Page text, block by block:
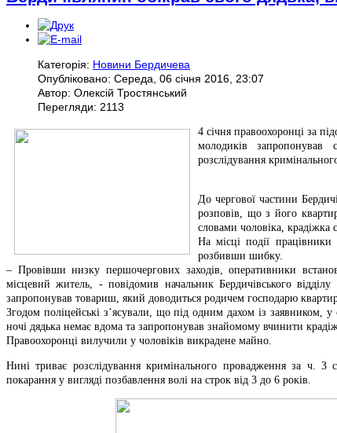
Категорія: Новини Бердичева
Опубліковано: Середа, 06 січня 2016, 23:07
Автор: Олексій Тростянський
Перегляди: 2113
4 січня правоохоронці за
молодиків запропонував
розслідування
До чергової частини
розповів, що з його
словами чоловіка, крадіжка
На місці події
розбивши шибку.
– Провівши низку першочергових заходів, оперативники
місцевий житель, - повідомив начальник Бердичівського
запропонував товариш, який доводиться родичем господарю
Згодом поліцейські з’ясували, що під одним дахом із заявником,
ночі дядька немає вдома та запропонував знайомому вчинити
Правоохоронці вилучили у чоловіків викрадене майно.
Нині триває розслідування кримінального провадження за ч. 3
покарання у вигляді позбавлення волі на строк від 3 до 6 років.